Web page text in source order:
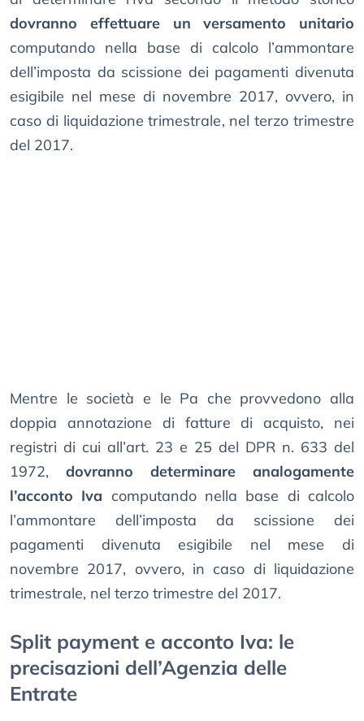
dovranno effettuare un versamento unitario
computando nella base di calcolo l’ammontare
dell’imposta da scissione dei pagamenti divenuta
esigibile nel mese di novembre 2017, ovvero, in
caso di liquidazione trimestrale, nel terzo trimestre
del 2017.
Mentre le società e le Pa che provvedono alla
doppia annotazione di fatture di acquisto, nei
registri di cui all’art. 23 e 25 del DPR n. 633 del
1972, dovranno determinare analogamente
l’acconto Iva computando nella base di calcolo
l’ammontare dell’imposta da scissione dei
pagamenti divenuta esigibile nel mese di
novembre 2017, ovvero, in caso di liquidazione
trimestrale, nel terzo trimestre del 2017.
Split payment e acconto Iva: le
precisazioni dell’Agenzia delle
Entrate